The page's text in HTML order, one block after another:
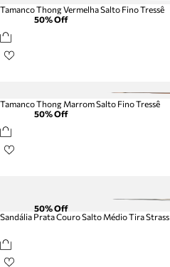
50% Off
Tamanco Thong Vermelha Salto Fino Tressê
50% Off
Tamanco Thong Marrom Salto Fino Tressê
50% Off
Sandália Prata Couro Salto Médio Tira Strass